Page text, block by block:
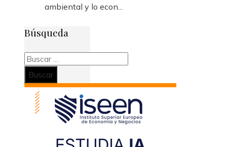
ambiental y lo econ...
Búsqueda
Buscar: